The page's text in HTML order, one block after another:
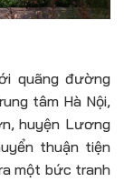
quãng đường
tâm Hà Nội,
huyện Lương
thuận tiện
một bức tranh